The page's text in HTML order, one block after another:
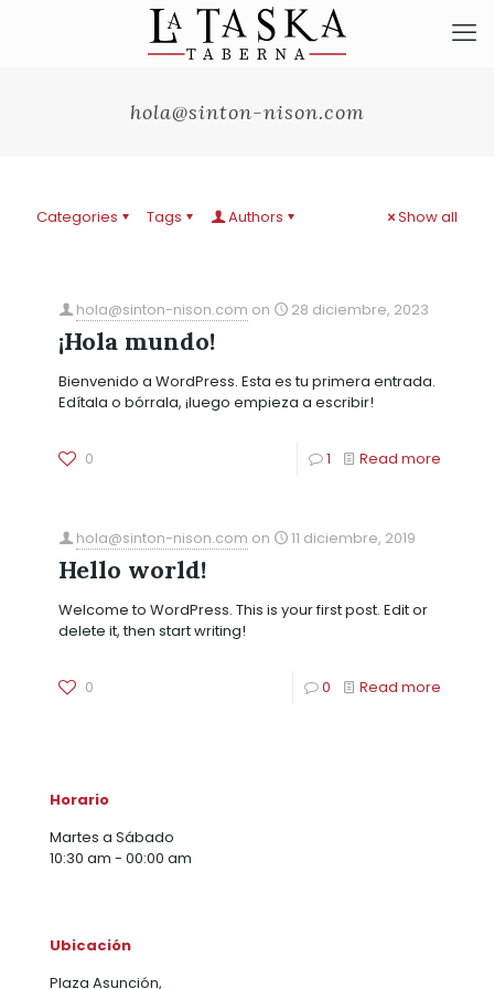
hola@sinton-nison.com
Categories Tags Authors Show all
hola@sinton-nison.com on 28 diciembre, 2023
¡Hola mundo!
Bienvenido a WordPress. Esta es tu primera entrada.
Edítala o bórrala, ¡luego empieza a escribir!
0 1 Read more
hola@sinton-nison.com on 11 diciembre, 2019
Hello world!
Welcome to WordPress. This is your first post. Edit or
delete it, then start writing!
0 0 Read more
Horario
Martes a Sábado
10:30 am - 00:00 am
Ubicación
Plaza Asunción,